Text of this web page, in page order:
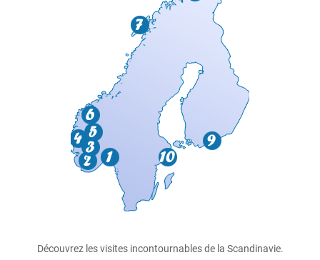
Découvrez les visites incontournables de la Scandinavie.